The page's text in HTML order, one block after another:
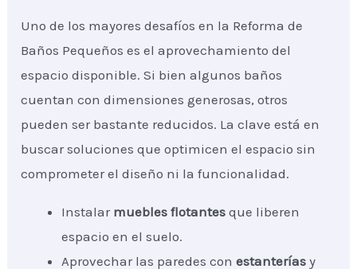
Uno de los mayores desafíos en la Reforma de
Baños Pequeños es el aprovechamiento del
espacio disponible. Si bien algunos baños
cuentan con dimensiones generosas, otros
pueden ser bastante reducidos. La clave está en
buscar soluciones que optimicen el espacio sin
comprometer el diseño ni la funcionalidad.
Instalar muebles flotantes que liberen
espacio en el suelo.
Aprovechar las paredes conestanterías y